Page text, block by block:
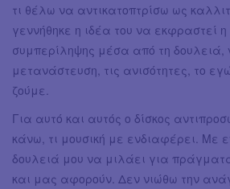
τι θέλω να αντικατοπτρίσω ως
γεννήθηκε η ιδέα του να εκφραστεί η
συμπερίληψης μέσα από τη δουλειά,
μετανάστευση, τις ανισότητες, το
ζούμε.
Για αυτό και αυτός ο δίσκος
κάνω, τι μουσική με ενδιαφέρει. Με
δουλειά μου να μιλάει για
και μας αφορούν. Δεν νιώθω την